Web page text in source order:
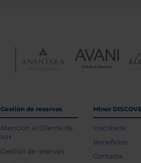
Gestión de reservas
Atención al Cliente de
NH
Gestión de reservas
Minor
Inscríbete
Beneficios
Contacta